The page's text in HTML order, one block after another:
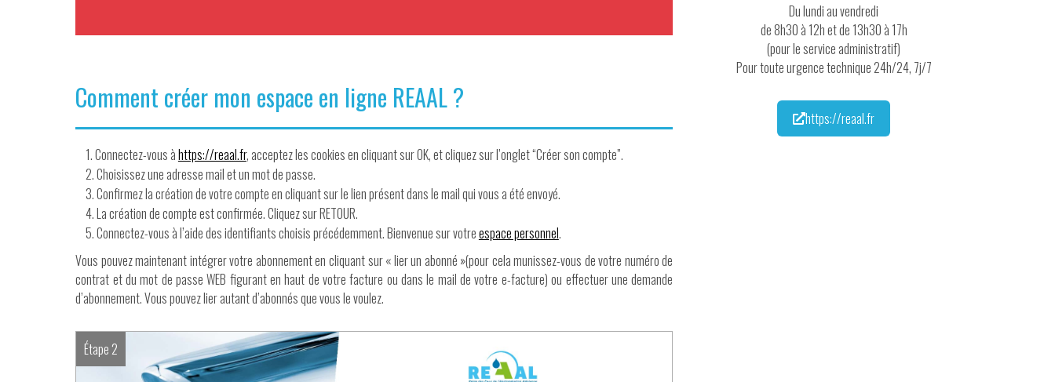
Comment créer mon espace en ligne REAAL ?
Connectez-vous àhttps://reaal.fr, acceptez les cookies en cliquant sur OK, et cliquez sur l’onglet “Créer son compte”.
Choisissez une adresse mail et un mot de passe.
Confirmez la création de votre compte en cliquant sur le lien présent dans le mail qui vous a été envoyé.
La création de compte est confirmée. Cliquez sur RETOUR.
Connectez-vous à l’aide des identifiants choisis précédemment. Bienvenue sur votreespace personnel.
Vous pouvez maintenant intégrer votre abonnement en cliquant sur « lier un abonné »(pour cela munissez-vous de votre numéro de
contrat et du mot de passe WEB figurant en haut de votre facture ou dans le mail de votre e-facture) ou effectuer une demande
d’abonnement. Vous pouvez lier autant d’abonnés que vous le voulez.
Étape 6
Étape 1
Étape 2
Étape 3
Étape 4
Étape 5
Étape 6
Étape 1
Du lundi au vendredi
de 8h30 à 12h et de 13h30 à 17h
(pour le service administratif)
Pour toute urgence technique 24h/24, 7j/7
https://reaal.fr